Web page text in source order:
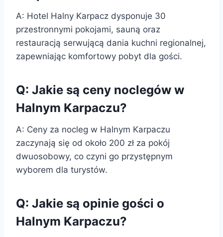
A: Hotel Halny Karpacz dysponuje 30
przestronnymi pokojami, sauną oraz
restauracją serwującą dania kuchni regionalnej,
zapewniając komfortowy pobyt dla gości.
Q: Jakie są ceny noclegów w
Halnym Karpaczu?
A: Ceny za nocleg w Halnym Karpaczu
zaczynają się od około 200 zł za pokój
dwuosobowy, co czyni go przystępnym
wyborem dla turystów.
Q: Jakie są opinie gości o
Halnym Karpaczu?